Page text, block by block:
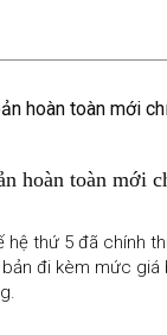
hoàn toàn mới
hệ thứ 5 đã chính
đi kèm mức giá